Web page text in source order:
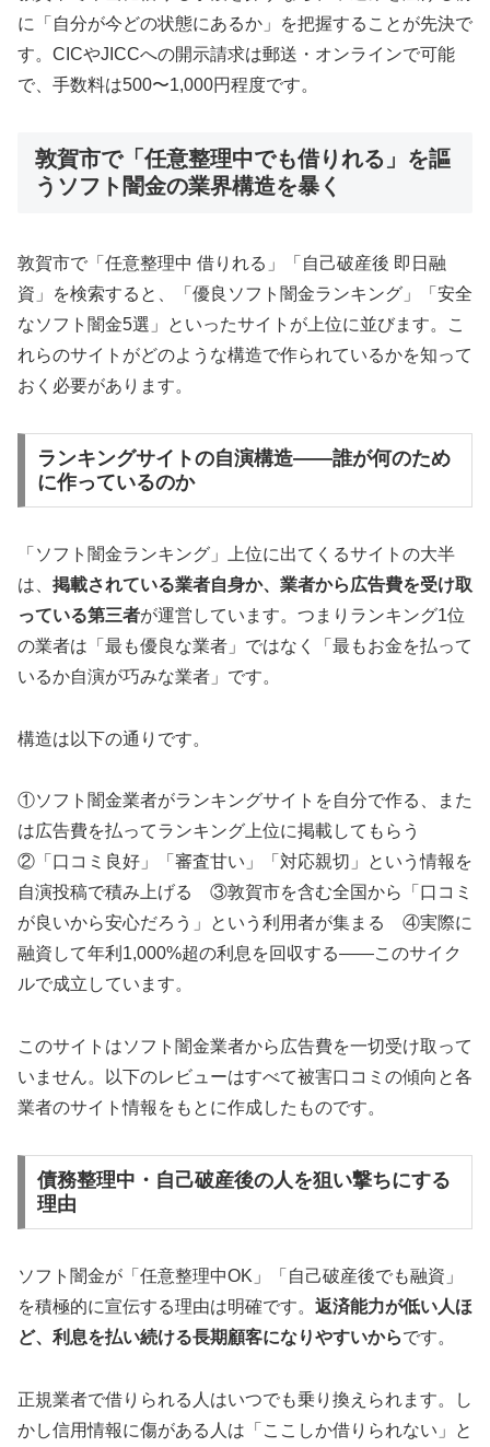
に「自分が今どの状態にあるか」を把握することが先決で
す。CICやJICCへの開示請求は郵送・オンラインで可能
で、手数料は500〜1,000円程度です。
敦賀市で「任意整理中でも借りれる」を謳
うソフト闇金の業界構造を暴く
敦賀市で「任意整理中 借りれる」「自己破産後 即日融
資」を検索すると、「優良ソフト闇金ランキング」「安全
なソフト闇金5選」といったサイトが上位に並びます。こ
れらのサイトがどのような構造で作られているかを知って
おく必要があります。
ランキングサイトの自演構造——誰が何のため
に作っているのか
「ソフト闇金ランキング」上位に出てくるサイトの大半
は、 掲載されている業者自身か、業者から広告費を受け取
っている第三者が運営しています。つまりランキング1位
の業者は「最も優良な業者」ではなく「最もお金を払って
いるか自演が巧みな業者」です。
構造は以下の通りです。
①ソフト闇金業者がランキングサイトを自分で作る、また
は広告費を払ってランキング上位に掲載してもらう
②「口コミ良好」「審査甘い」「対応親切」という情報を
自演投稿で積み上げる ③敦賀市を含む全国から「口コミ
が良いから安心だろう」という利用者が集まる ④実際に
融資して年利1,000%超の利息を回収する——このサイク
ルで成立しています。
このサイトはソフト闇金業者から広告費を一切受け取って
いません。以下のレビューはすべて被害口コミの傾向と各
業者のサイト情報をもとに作成したものです。
債務整理中・自己破産後の人を狙い撃ちにする
理由
ソフト闇金が「任意整理中OK」「自己破産後でも融資」
を積極的に宣伝する理由は明確です。 返済能力が低い人ほ
ど、利息を払い続ける長期顧客になりやすいからです。
正規業者で借りられる人はいつでも乗り換えられます。し
かし信用情報に傷がある人は「ここしか借りられない」と